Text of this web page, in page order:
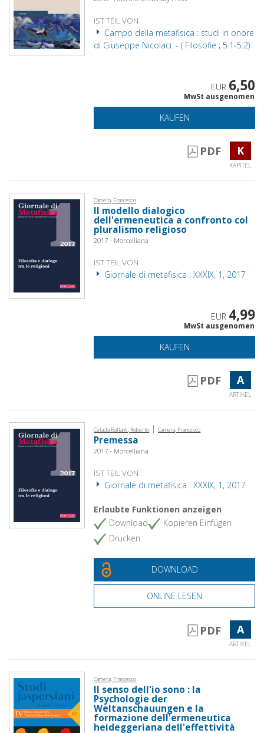
IST TEIL VON
Campo della metafisica : studi in onore
di Giuseppe Nicolaci. - ( Filosofie ; 5.1-5.2)
EUR 6,50
MwSt ausgenomen
KAUFEN
PDF K
KAPITEL
Camera, Francesco
Il modello dialogico
dell'ermeneutica a confronto col
pluralismo religioso
2017 - Morcelliana
IST TEIL VON
Giornale di metafisica : XXXIX, 1, 2017
EUR 4,99
MwSt ausgenomen
KAUFEN
PDF A
ARTIKEL
Celada Ballanti, Roberto | Camera, Francesco
Premessa
2017 - Morcelliana
IST TEIL VON
Giornale di metafisica : XXXIX, 1, 2017
Erlaubte Funktionen anzeigen
Download
Kopieren Einfügen
Drucken
DOWNLOAD
ONLINE LESEN
PDF A
ARTIKEL
Camera, Francesco
Il senso dell'io sono : la
Psychologie der
Weltanschauungen e la
formazione dell'ermeneutica
heideggeriana dell'effettività